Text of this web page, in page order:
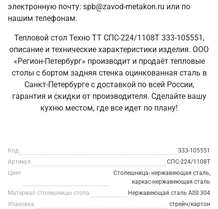
электронную почту: spb@zavod-metakon.ru или по
нашим телефонам.
Тепловой стол Техно ТТ СПС-224/1108Т 333-105551,
описание и технические характеристики изделия. ООО
«Регион-Петербург» производит и продаёт тепловые
столы с бортом задняя стенка оцинкованная сталь в
Санкт‑Петербурге с доставкой по всей России,
гарантия и скидки от производителя. Сделайте вашу
кухню местом, где все идет по плану!
Код
333-105551
Артикул
СПС-224/1108Т
Цвет
Столешница- нержавеющая сталь,
каркас-нержавеющая сталь
Материал столешницы стола
Нержавеющая сталь AISI 304
Упаковка
стрейч/картон